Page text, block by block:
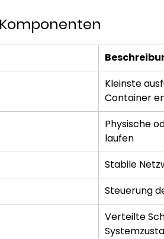
Kleinste
Container
Physische
laufen
Stabile
Steuerung
Verteilte